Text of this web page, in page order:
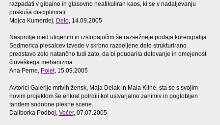
razpadati v gibalno in glasovno neatikuliran kaos, ki se v nadaljevanju
poskuša disciplinirati.
Mojca Kumerdej, Delo, 14.09.2005
Nasprotje med utirjenim in izstopajočim še razsežneje podaja koreografija.
Sedmerica plesalcev izvede v skrbno razdeljene dele strukturirano
predstavo zelo natančno tudi zato, da bi poudarila delovanje in omejenost
človeškega mehanizma.
Ana Perne, Polet, 15.09.2005
Avtorici Galerije mrtvih žensk, Maja Delak in Mala Kline, sta se s svojim
novim projektom še enkrat potrdili kot ustvarjalno zanimiv in poglobljen
tandem sodobne plesne scene.
Daliborka Podboj, Večer, 07.07.2005